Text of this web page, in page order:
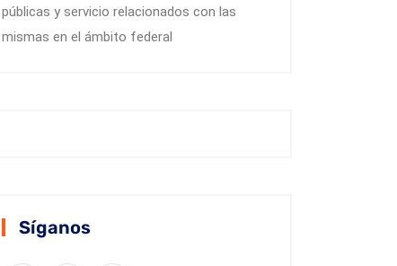
públicas y servicio relacionados con las
mismas en el ámbito federal
Síganos